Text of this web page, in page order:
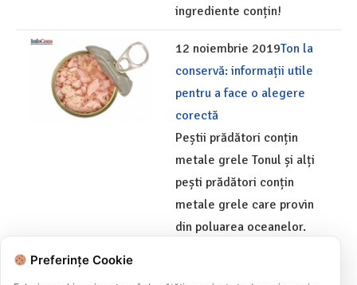
ingrediente conțin!
12 noiembrie 2019Ton la
conservă: informații utile
pentru a face o alegere
corectă
Peștii prădători conțin
metale grele Tonul și alți
pești prădători conțin
metale grele care provin
din poluarea oceanelor.
Preferințe Cookie